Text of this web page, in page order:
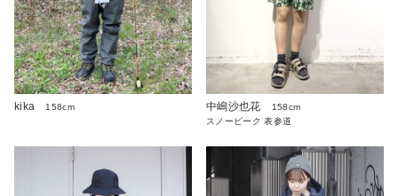
kika 158cm 中嶋沙也花
158cm
スノーピーク 表参道